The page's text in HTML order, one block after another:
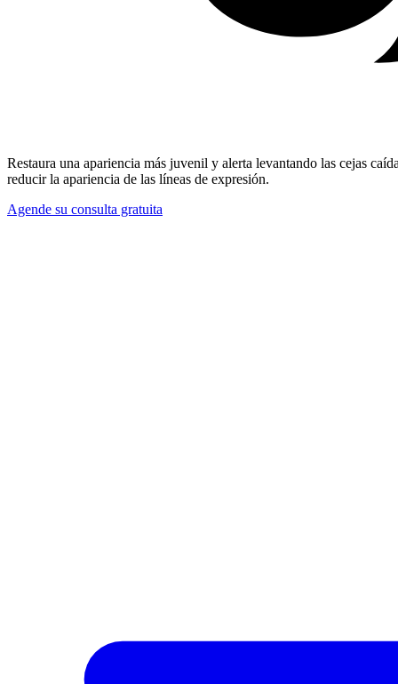
Restaura una apariencia más juvenil y alerta levantando las cejas
reducir la apariencia de las líneas de expresión.
Agende su consulta gratuita